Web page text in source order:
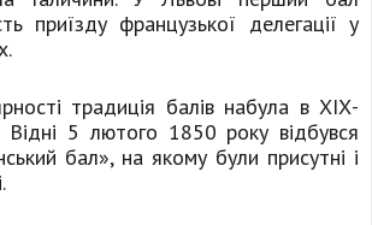
приїзду французької делегації у
традиція балів набула в ХІХ-
5 лютого 1850 року відбувся
бал», на якому були присутні і